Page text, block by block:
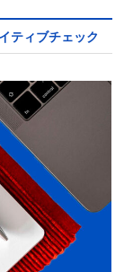
ティブチェック